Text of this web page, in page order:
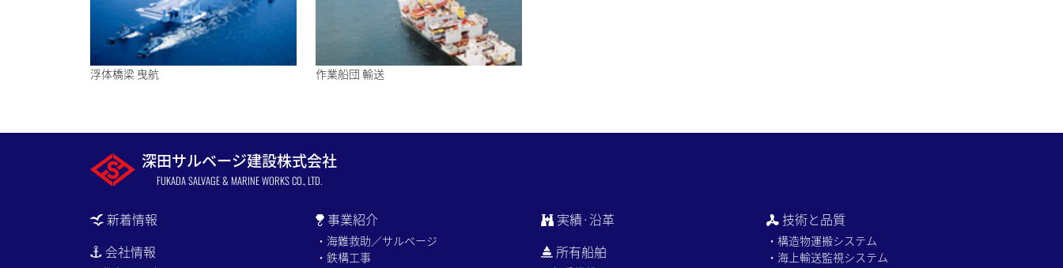
浮体橋梁 曳航 作業船団 輸送
深田サルベージ建設株式会社
FUKADA SALVAGE & MARINE WORKS CO., LTD.
新着情報
会社情報
事業紹介
・海難救助／サルベージ
・鉄構工事
実績·沿革
所有船舶
技術と品質
・構造物運搬システム
・海上輸送監視システム